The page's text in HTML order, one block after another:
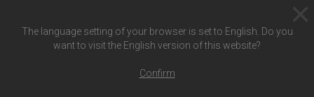
The language setting of your browser is set to English. Do you
want to visit the English version of this website?
Confirm